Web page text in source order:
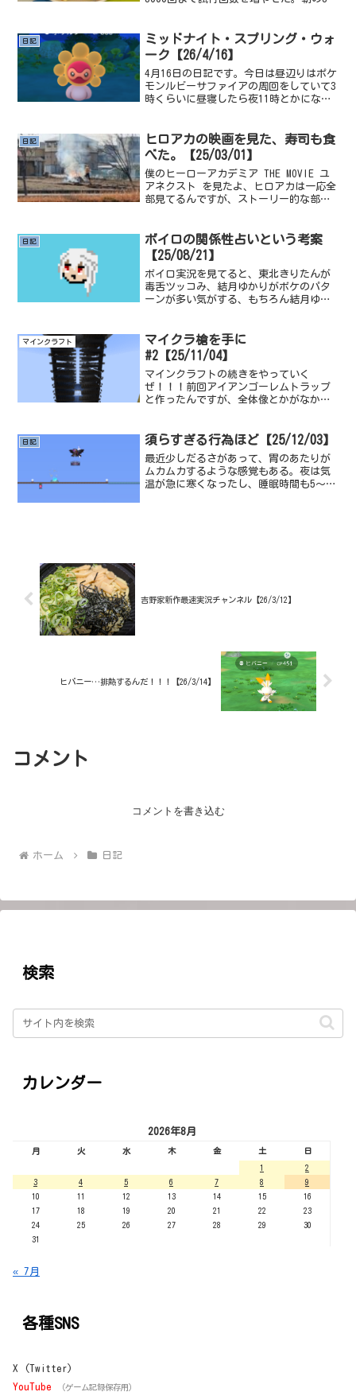
していた。DSLITEを4画面横に並べてプ
レイし...
日記
ミッドナイト・スプリング・ウォ
ーク【26/4/16】
4月16日の日記です。今日は昼辺りはポケ
モンルビーサファイアの周回をしていて3
時くらいに昼寝したら夜11時とかになっ
な時間に起きてしまって変に覚醒してし
まったので散...
日記
ヒロアカの映画を見た、寿司も食
べた。【25/03/01】
僕のヒーローアカデミア THE MOVIE ユ
アネクスト を見たよ、ヒロアカは一応全
部見てるんですが、ストーリー的な部分
書かないかも。まず見てて最初に思った
のが、個性を...
日記
ボイロの関係性占いという考案
【25/08/21】
ボイロ実況を見てると、東北きりたんが
毒舌ツッコみ、結月ゆかりがボケのパタ
ーンが多い気がする、もちろん結月ゆか
気がする。思えば、ゆっくり実況だって
魔理沙がツッコみ霊夢がボ...
マインクラフト
マイクラ槍を手に
#2【25/11/04】
マインクラフトの続きをやっていく
ぜ！！！前回アイアンゴーレムトラップ
と作ったんですが、全体像とかがなかっ
2000とか手に入るトラップのはずなので
日記 須らすぎる行為ほど【25/12/03】
最近少しだるさがあって、胃のあたりが
ムカムカするような感覚もある。夜は気
温が急に寒くなったし、睡眠時間も5〜6
吉野家新作最速実況チャンネル【26/3/12】
ヒバニー…排熱するんだ！！！【26/3/14】
コメント
コメントを書き込む
ホーム 日記
検索
カレンダー
2026年8月
月 火 水 木 金 土 日
1
2
3
4 5 6 7 8
9
10
11 12 13 14 15
16
17
18 19 20 21 22
23
24
25 26 27 28 29
30
31
« 7月
各種SNS
X (Twitter)
YouTube
（ゲーム記録保存用）